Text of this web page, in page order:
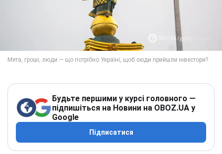
Будьте першими у курсі головного —
підпишіться на Новини на OBOZ.UA у
Google
Підписатися